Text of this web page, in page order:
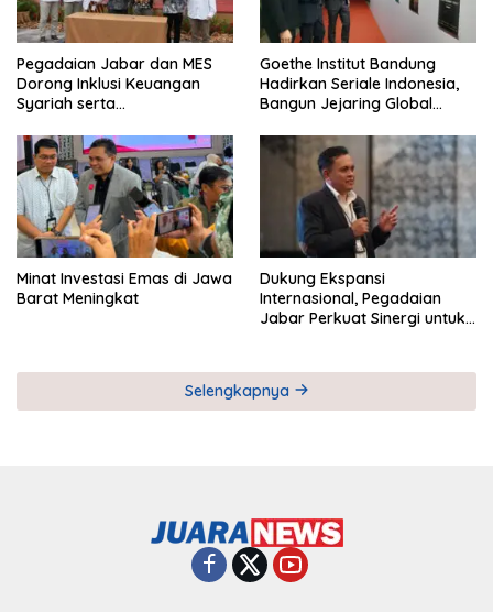
Pegadaian Jabar dan MES
Dorong Inklusi Keuangan
Syariah serta
Goethe Institut Bandung
Hadirkan Seriale Indonesia,
Bangun Jejaring Global
Minat Investasi Emas di Jawa
Barat Meningkat
Dukung Ekspansi
Internasional, Pegadaian
Jabar Perkuat Sinergi untuk
Selengkapnya